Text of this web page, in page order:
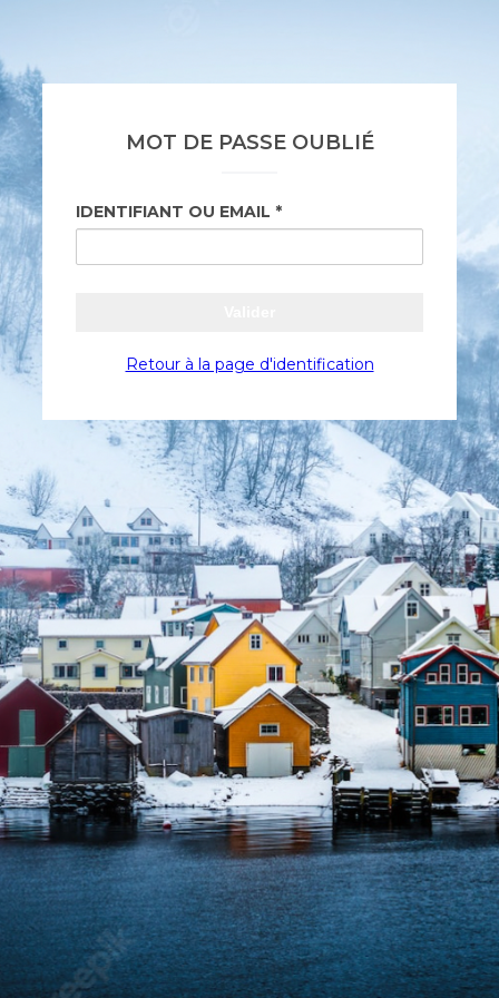
MOT DE PASSE OUBLIÉ
IDENTIFIANT OU EMAIL
Retour à la page d'identification